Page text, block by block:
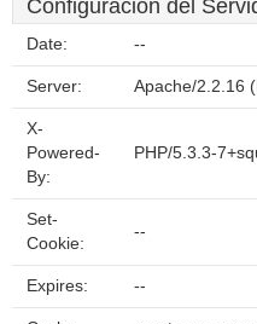
Configuración del
Date: --
Server: Apache/2.2.16
X-
Powered-
By:
PHP/5.3.3-
Set-
Cookie:
--
Expires: --